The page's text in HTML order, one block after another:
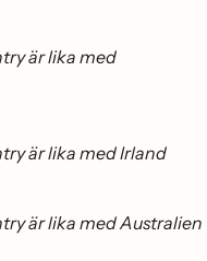
är lika med
är lika med Irland
är lika med Australien